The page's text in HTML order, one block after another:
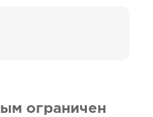
ограничен